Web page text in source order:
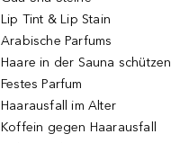
Lip Tint & Lip Stain
Arabische Parfums
Haare in der Sauna schützen
Festes Parfum
Haarausfall im Alter
Koffein gegen Haarausfall